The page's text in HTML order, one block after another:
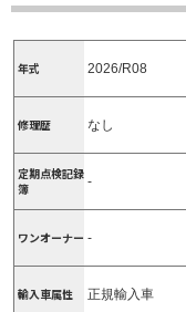
年式 2026/R08
修理歴 なし
定期点検記録
簿
-
ワンオーナー -
輸入車属性 正規輸入車